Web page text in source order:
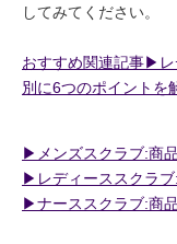
してみてください。
おすすめ関連記事▶︎
別に6つのポイントを
▶︎メンズスクラブ:商
▶︎レディーススクラ
▶︎ナーススクラブ:商